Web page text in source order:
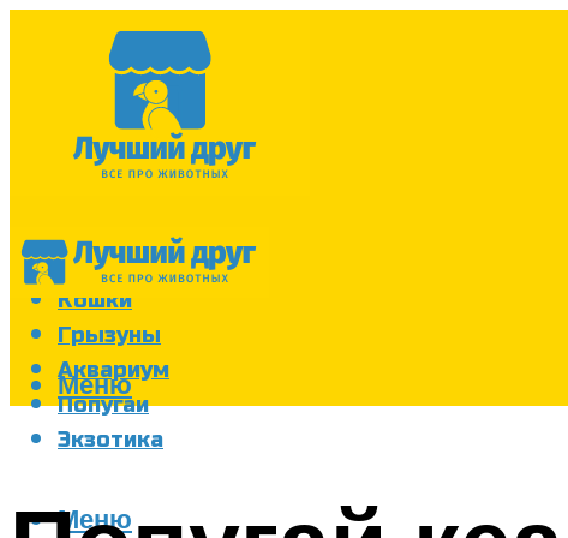
Собаки
Кошки
Грызуны
Аквариум
Попугаи
Экзотика
Меню
Меню